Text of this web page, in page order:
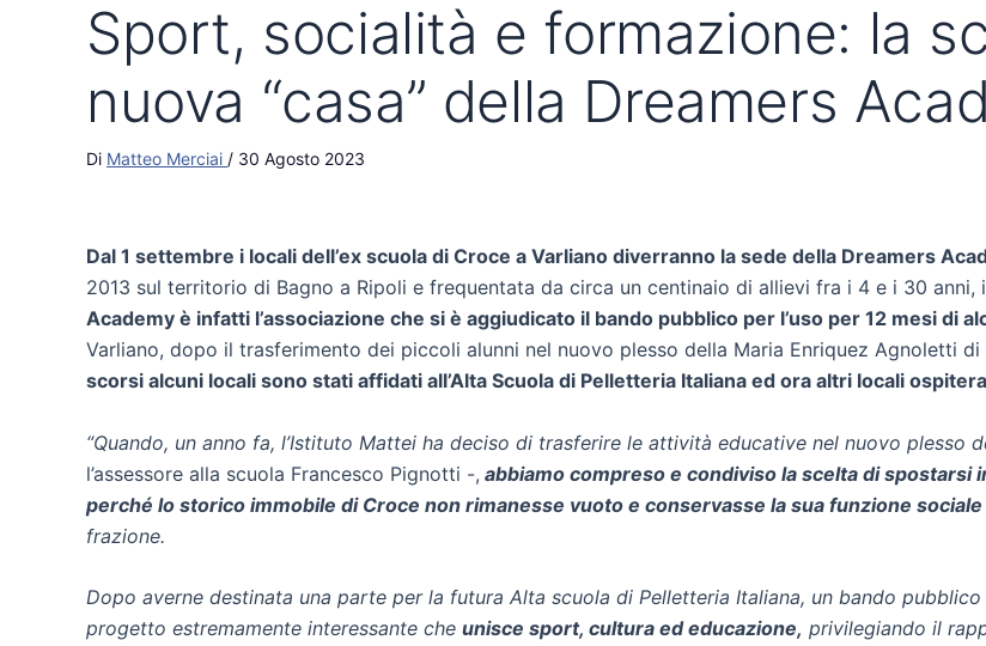
Sport, socialità e formazione: la
nuova “casa” della Dreamers
Di Matteo Merciai / 30 Agosto 2023
Dal 1 settembre i locali dell’ex scuola di Croce a Varliano diverranno la sede della Dreamers
2013 sul territorio di Bagno a Ripoli e frequentata da circa un centinaio di allievi fra i 4 e i 30
Academy è infatti l’associazione che si è aggiudicato il bando pubblico per l’uso per 12 mesi di
Varliano, dopo il trasferimento dei piccoli alunni nel nuovo plesso della Maria Enriquez Agnoletti
scorsi alcuni locali sono stati affidati all’Alta Scuola di Pelletteria Italiana ed ora altri locali
“Quando, un anno fa, l’Istituto Mattei ha deciso di trasferire le attività educative nel nuovo plesso
l’assessore alla scuola Francesco Pignotti -, abbiamo compreso e condiviso la scelta di spostarsi
perché lo storico immobile di Croce non rimanesse vuoto e conservasse la sua funzione
frazione.
Dopo averne destinata una parte per la futura Alta scuola di Pelletteria Italiana, un bando
progetto estremamente interessante che unisce sport, cultura ed educazione, privilegiando il